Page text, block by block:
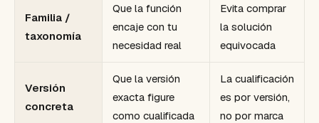
Familia /
taxonomía
Que la función
encaje con tu
necesidad real
Evita comprar
la solución
equivocada
Versión
concreta
Que la versión
exacta figure
como cualificada
La cualificación
es por versión,
no por marca